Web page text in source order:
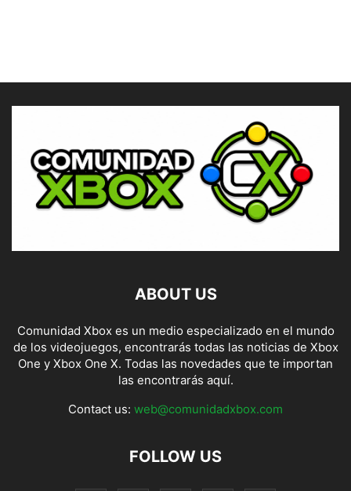
ABOUT US
Comunidad Xbox es un medio especializado en el mundo
de los videojuegos, encontrarás todas las noticias de Xbox
One y Xbox One X. Todas las novedades que te importan
las encontrarás aquí.
Contact us: web@comunidadxbox.com
FOLLOW US